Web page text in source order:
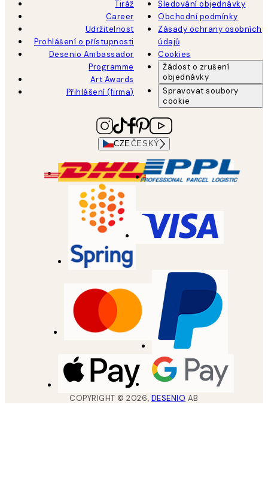
Tiráž
Career
Udržitelnost
Prohlášení o přístupnosti
Desenio Ambassador
Programme
Art Awards
Přihlášení (firma)
Sledování objednávky
Obchodní podmínky
Zásady ochrany osobních
údajů
Cookies
Žádost o zrušení
objednávky
Spravovat soubory
cookie
CZEČESKÝ
COPYRIGHT ©2026, DESENIO AB